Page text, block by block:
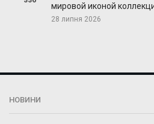
мировой иконой
28 липня 2026
НОВИНИ